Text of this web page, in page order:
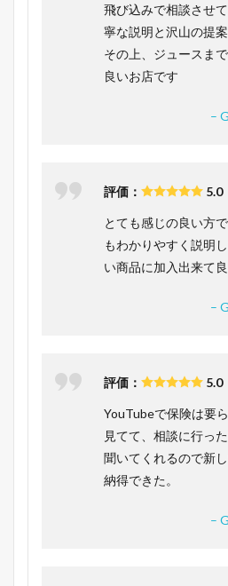
飛び込みで相談させ
寧な説明と沢山の提
その上、ジュースま
良いお店です
–
評価： 5.0
とても感じの良い方
もわかりやすく説明
い商品に加入出来て
–
評価： 5.0
YouTubeで保険は要
見てて、相談に行っ
聞いてくれるので新
納得できた。
–